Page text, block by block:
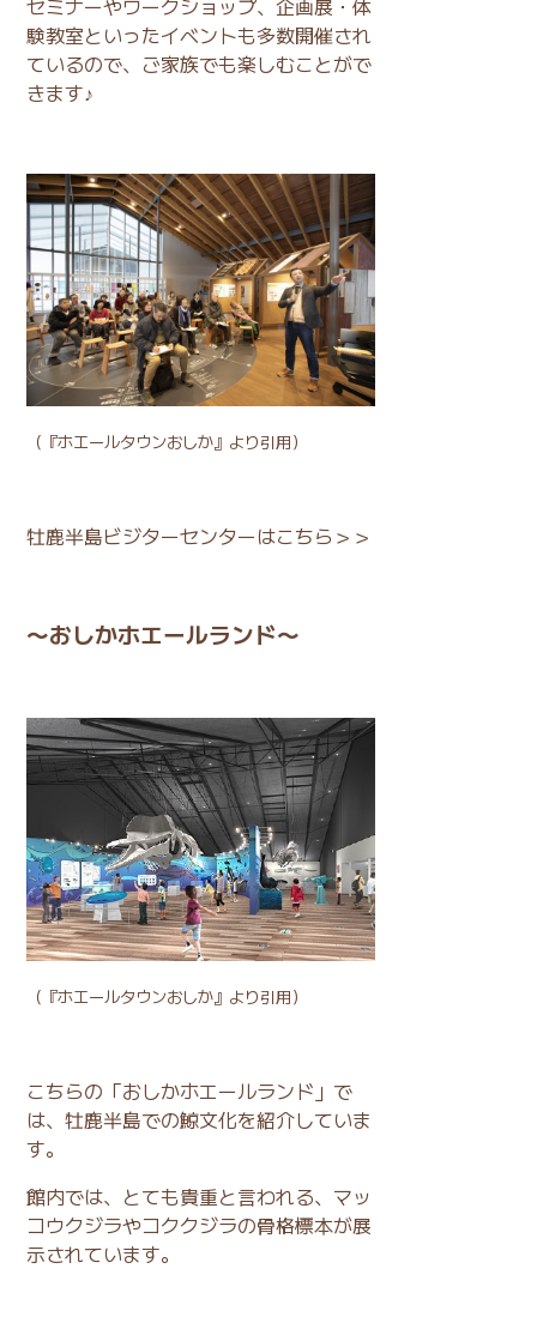
セミナーやワークショップ、企画展・体
験教室といったイベントも多数開催され
ているので、ご家族でも楽しむことがで
きます♪
（ 『ホエールタウンおしか』 より引用）
牡鹿半島ビジターセンターはこちら＞＞
〜おしかホエールランド〜
（ 『ホエールタウンおしか』 より引用）
こちらの「おしかホエールランド」で
は、牡鹿半島での鯨文化を紹介していま
す。
館内では、とても貴重と言われる、マッ
コウクジラやコククジラの骨格標本が展
示されています。